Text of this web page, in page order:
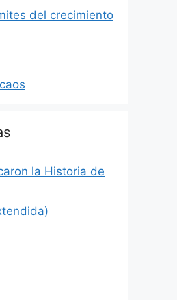
del crecimiento
la Historia de